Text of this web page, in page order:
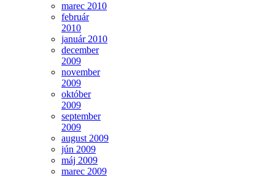
marec 2010
február
2010
január 2010
december
2009
november
2009
október
2009
september
2009
august 2009
jún 2009
máj 2009
marec 2009